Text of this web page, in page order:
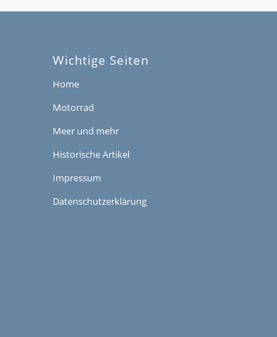
Wichtige Seiten
Home
Motorrad
Meer und mehr
Historische Artikel
Impressum
Datenschutzerklärung